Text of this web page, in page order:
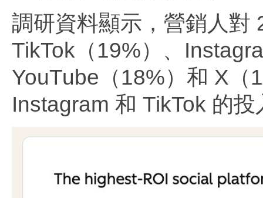
調研資料顯示，營銷人對
TikTok（19%）、
YouTube（18%）和 X（
Instagram 和 TikTok 的